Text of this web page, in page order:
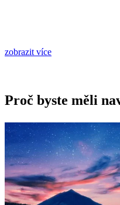
zobrazit více
Proč byste měli